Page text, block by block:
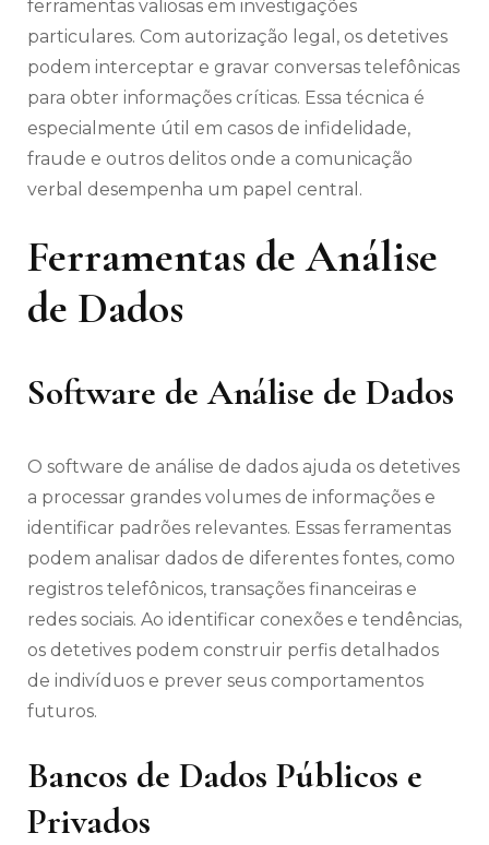
ferramentas valiosas em investigações
particulares. Com autorização legal, os detetives
podem interceptar e gravar conversas telefônicas
para obter informações críticas. Essa técnica é
especialmente útil em casos de infidelidade,
fraude e outros delitos onde a comunicação
verbal desempenha um papel central.
Ferramentas de Análise
de Dados
Software de Análise de Dados
O software de análise de dados ajuda os detetives
a processar grandes volumes de informações e
identificar padrões relevantes. Essas ferramentas
podem analisar dados de diferentes fontes, como
registros telefônicos, transações financeiras e
redes sociais. Ao identificar conexões e tendências,
os detetives podem construir perfis detalhados
de indivíduos e prever seus comportamentos
futuros.
Bancos de Dados Públicos e
Privados